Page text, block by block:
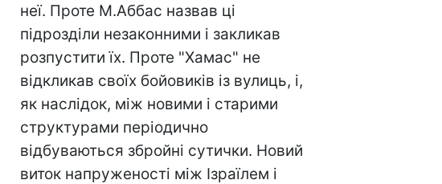
неї. Проте М.Аббас назвав ці
підрозділи незаконними і закликав
розпустити їх. Проте "Хамас" не
відкликав своїх бойовиків із вулиць, і,
як наслідок, між новими і старими
структурами періодично
відбуваються збройні сутички. Новий
виток напруженості між Ізраїлем і